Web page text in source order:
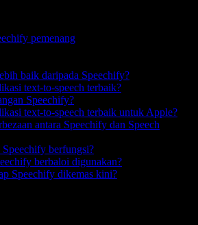
pemenang
baik daripada Speechify?
text-to-speech terbaik?
Speechify?
text-to-speech terbaik untuk Apple?
antara Speechify dan Speech
Speechify berfungsi?
berbaloi digunakan?
Speechify dikemas kini?